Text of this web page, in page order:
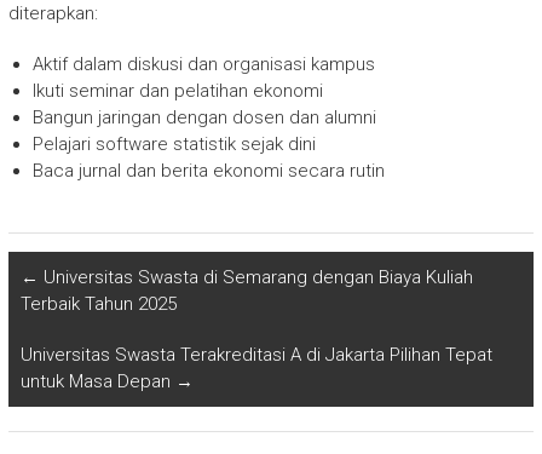
diterapkan:
Aktif dalam diskusi dan organisasi kampus
Ikuti seminar dan pelatihan ekonomi
Bangun jaringan dengan dosen dan alumni
Pelajari software statistik sejak dini
Baca jurnal dan berita ekonomi secara rutin
← Universitas Swasta di Semarang dengan Biaya Kuliah
Terbaik Tahun 2025
Universitas Swasta Terakreditasi A di Jakarta Pilihan Tepat
untuk Masa Depan →